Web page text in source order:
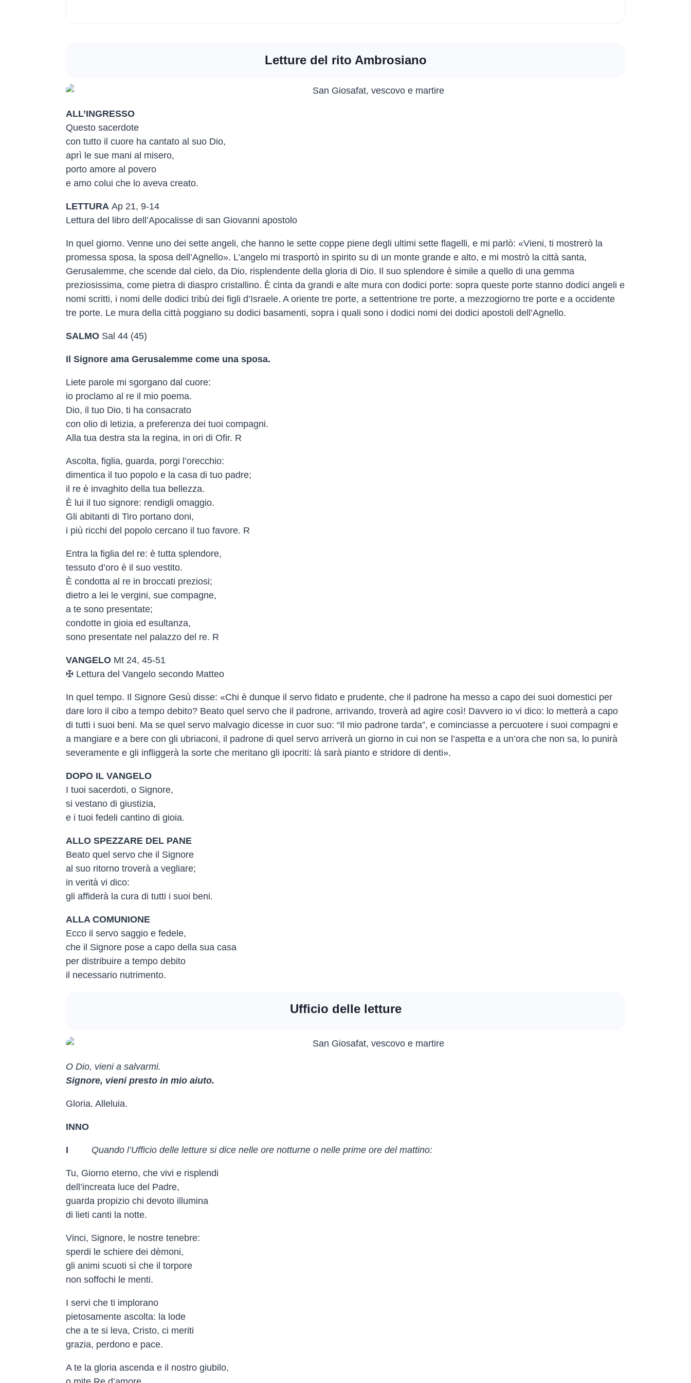
Letture del rito Ambrosiano
ALL’INGRESSO
Questo sacerdote
con tutto il cuore ha cantato al suo Dio,
aprì le sue mani al misero,
porto amore al povero
e amo colui che lo aveva creato.
LETTURA Ap 21, 9-14
Lettura del libro dell’Apocalisse di san Giovanni apostolo
In quel giorno. Venne uno dei sette angeli, che hanno le sette coppe piene degli ultimi sette flagelli, e mi parlò: «Vieni, ti mostrerò la
promessa sposa, la sposa dell’Agnello». L’angelo mi trasportò in spirito su di un monte grande e alto, e mi mostrò la città santa,
Gerusalemme, che scende dal cielo, da Dio, risplendente della gloria di Dio. Il suo splendore è simile a quello di una gemma
preziosissima, come pietra di diaspro cristallino. È cinta da grandi e alte mura con dodici porte: sopra queste porte stanno dodici angeli e
nomi scritti, i nomi delle dodici tribù dei figli d’Israele. A oriente tre porte, a settentrione tre porte, a mezzogiorno tre porte e a occidente
tre porte. Le mura della città poggiano su dodici basamenti, sopra i quali sono i dodici nomi dei dodici apostoli dell’Agnello.
SALMO Sal 44 (45)
Il Signore ama Gerusalemme come una sposa.
Liete parole mi sgorgano dal cuore:
io proclamo al re il mio poema.
Dio, il tuo Dio, ti ha consacrato
con olio di letizia, a preferenza dei tuoi compagni.
Alla tua destra sta la regina, in ori di Ofir. R
Ascolta, figlia, guarda, porgi l’orecchio:
dimentica il tuo popolo e la casa di tuo padre;
il re è invaghito della tua bellezza.
È lui il tuo signore: rendigli omaggio.
Gli abitanti di Tiro portano doni,
i più ricchi del popolo cercano il tuo favore. R
Entra la figlia del re: è tutta splendore,
tessuto d’oro è il suo vestito.
È condotta al re in broccati preziosi;
dietro a lei le vergini, sue compagne,
a te sono presentate;
condotte in gioia ed esultanza,
sono presentate nel palazzo del re. R
VANGELO Mt 24, 45-51
✠ Lettura del Vangelo secondo Matteo
In quel tempo. Il Signore Gesù disse: «Chi è dunque il servo fidato e prudente, che il padrone ha messo a capo dei suoi domestici per
dare loro il cibo a tempo debito? Beato quel servo che il padrone, arrivando, troverà ad agire così! Davvero io vi dico: lo metterà a capo
di tutti i suoi beni. Ma se quel servo malvagio dicesse in cuor suo: “Il mio padrone tarda”, e cominciasse a percuotere i suoi compagni e
a mangiare e a bere con gli ubriaconi, il padrone di quel servo arriverà un giorno in cui non se l’aspetta e a un’ora che non sa, lo punirà
severamente e gli infliggerà la sorte che meritano gli ipocriti: là sarà pianto e stridore di denti».
DOPO IL VANGELO
I tuoi sacerdoti, o Signore,
si vestano di giustizia,
e i tuoi fedeli cantino di gioia.
ALLO SPEZZARE DEL PANE
Beato quel servo che il Signore
al suo ritorno troverà a vegliare;
in verità vi dico:
gli affiderà la cura di tutti i suoi beni.
ALLA COMUNIONE
Ecco il servo saggio e fedele,
che il Signore pose a capo della sua casa
per distribuire a tempo debito
il necessario nutrimento.
Ufficio delle letture
O Dio, vieni a salvarmi.
Signore, vieni presto in mio aiuto.
Gloria. Alleluia.
INNO
I Quando l’Ufficio delle letture si dice nelle ore notturne o nelle prime ore del mattino:
Tu, Giorno eterno, che vivi e risplendi
dell’increata luce del Padre,
guarda propizio chi devoto illumina
di lieti canti la notte.
Vinci, Signore, le nostre tenebre:
sperdi le schiere dei dèmoni,
gli animi scuoti sì che il torpore
non soffochi le menti.
I servi che ti implorano
pietosamente ascolta: la lode
che a te si leva, Cristo, ci meriti
grazia, perdono e pace.
A te la gloria ascenda e il nostro giubilo,